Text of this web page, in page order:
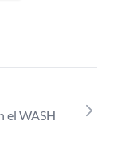
el WASH